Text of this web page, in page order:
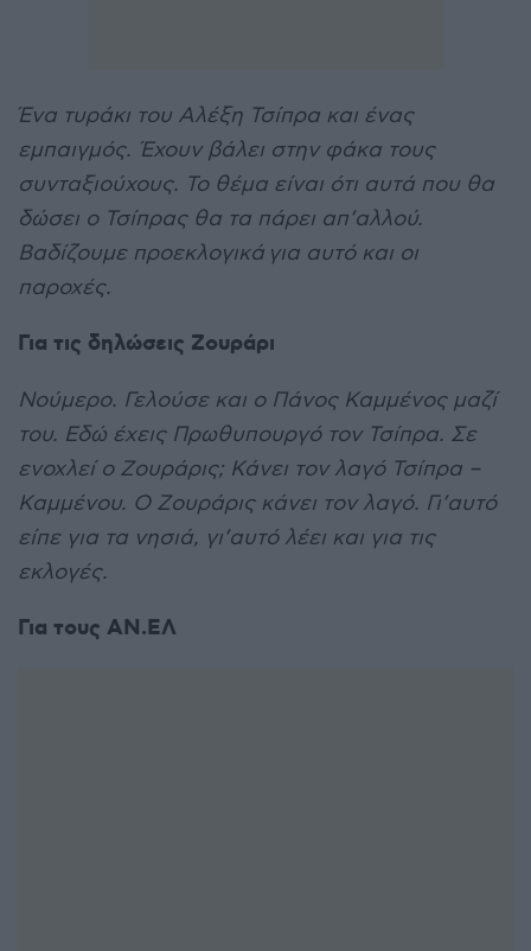
Ένα τυράκι του Αλέξη Τσίπρα και ένας
εμπαιγμός. Έχουν βάλει στην φάκα τους
συνταξιούχους. Το θέμα είναι ότι αυτά που θα
δώσει ο Τσίπρας θα τα πάρει απ’αλλού.
Βαδίζουμε προεκλογικά για αυτό και οι
παροχές.
Για τις δηλώσεις Ζουράρι
Νούμερο. Γελούσε και ο Πάνος Καμμένος μαζί
του. Εδώ έχεις Πρωθυπουργό τον Τσίπρα. Σε
ενοχλεί ο Ζουράρις; Κάνει τον λαγό Τσίπρα –
Καμμένου. Ο Ζουράρις κάνει τον λαγό. Γι’αυτό
είπε για τα νησιά, γι’αυτό λέει και για τις
εκλογές.
Για τους ΑΝ.ΕΛ